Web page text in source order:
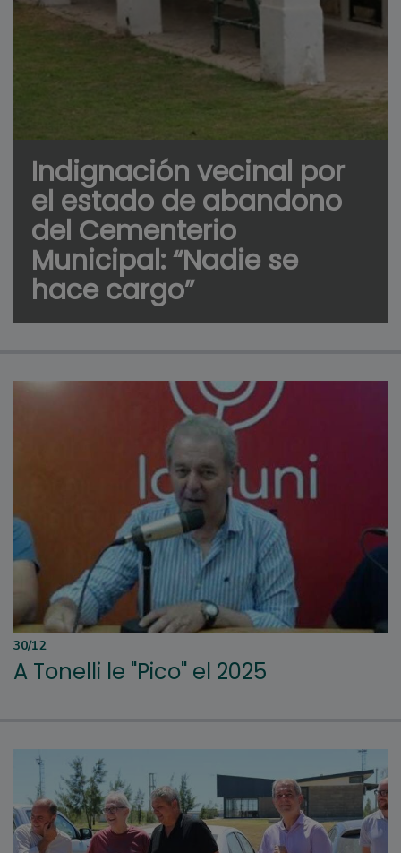
Indignación vecinal por
el estado de abandono
del Cementerio
Municipal: “Nadie se
hace cargo”
30/12
A Tonelli le "Pico" el 2025